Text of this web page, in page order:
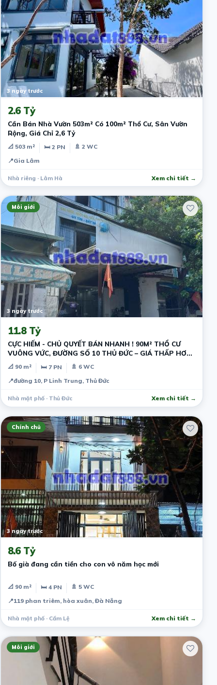
3 ngày trước
2.6 Tỷ
Cần Bán Nhà Vườn 503m² Có 100m² Thổ Cư, Sân Vườn
Rộng, Giá Chỉ 2,6 Tỷ
📐 503 m² 🛏 2 PN
🚿 2 WC
📍Gia Lâm
Nhà riêng · Lâm Hà Xem chi tiết →
Môi giới
3 ngày trước
11.8 Tỷ
CỰC HIẾM - CHỦ QUYẾT BÁN NHANH ! 90M² THỔ CƯ
VUÔNG VỨC, ĐƯỜNG SỐ 10 THỦ ĐỨC – GIÁ THẤP HƠN
THỊ TRƯỜNG - DÒNG TIỀN SẴN
📐 90 m² 🛏 7 PN
🚿 6 WC
📍đường 10, P Linh Trung, Thủ Đức
Nhà mặt phố · Thủ Đức Xem chi tiết →
Chính chủ
3 ngày trước
8.6 Tỷ
Bố già đang cần tiền cho con vô năm học mới
📐 90 m² 🛏 4 PN
🚿 5 WC
📍119 phan triêm, hòa xuân, Đà Nẵng
Nhà mặt phố · Cẩm Lệ Xem chi tiết →
Môi giới